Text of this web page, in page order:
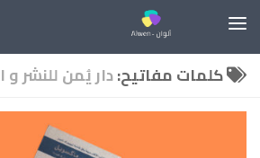
كلمات مفاتيح:دار يُمن للنشر و